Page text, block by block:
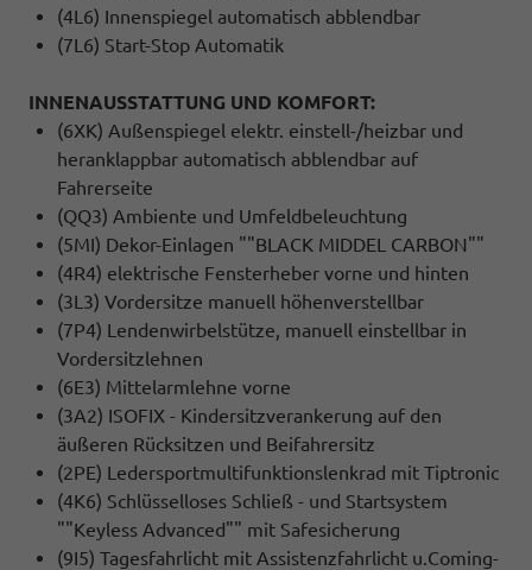
(4L6) Innenspiegel automatisch abblendbar
(7L6) Start-Stop Automatik
INNENAUSSTATTUNG UND KOMFORT:
(6XK) Außenspiegel elektr. einstell-/heizbar und
heranklappbar automatisch abblendbar auf
Fahrerseite
(QQ3) Ambiente und Umfeldbeleuchtung
(5MI) Dekor-Einlagen ""BLACK MIDDEL CARBON""
(4R4) elektrische Fensterheber vorne und hinten
(3L3) Vordersitze manuell höhenverstellbar
(7P4) Lendenwirbelstütze, manuell einstellbar in
Vordersitzlehnen
(6E3) Mittelarmlehne vorne
(3A2) ISOFIX - Kindersitzverankerung auf den
äußeren Rücksitzen und Beifahrersitz
(2PE) Ledersportmultifunktionslenkrad mit Tiptronic
(4K6) Schlüsselloses Schließ - und Startsystem
""Keyless Advanced"" mit Safesicherung
(9I5) Tagesfahrlicht mit Assistenzfahrlicht u.Coming-